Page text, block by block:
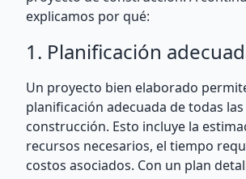
explicamos por qué:
1. Planificación
Un proyecto bien elaborado
planificación adecuada de todas
construcción. Esto incluye la
recursos necesarios, el tiempo
costos asociados. Con un plan